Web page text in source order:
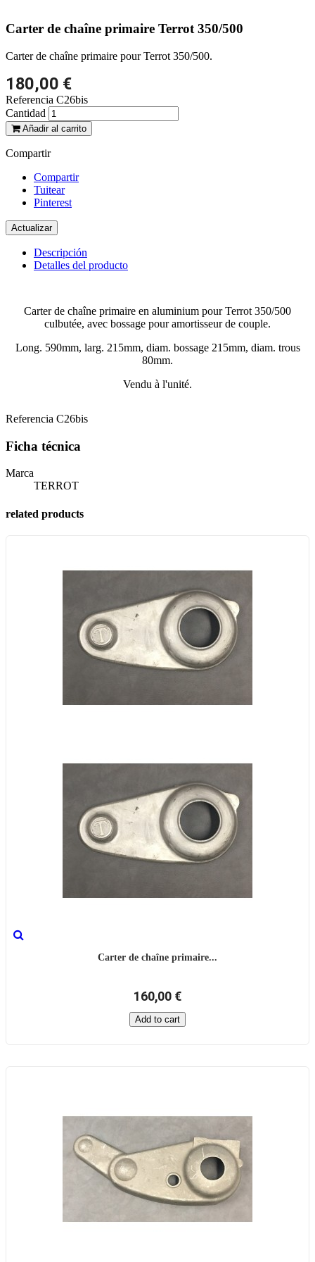
Carter de chaîne primaire Terrot 350/500
Carter de chaîne primaire pour Terrot 350/500.
180,00 €
Referencia C26bis
Cantidad
Añadir al carrito
Compartir
Compartir
Tuitear
Pinterest
Descripción
Detalles del producto
Carter de chaîne primaire en aluminium pour Terrot 350/500
culbutée, avec bossage pour amortisseur de couple.
Long. 590mm, larg. 215mm, diam. bossage 215mm, diam. trous
80mm.
Vendu à l'unité.
Referencia C26bis
Ficha técnica
Marca
TERROT
related products
Carter de chaîne primaire...
160,00 €
Add to cart